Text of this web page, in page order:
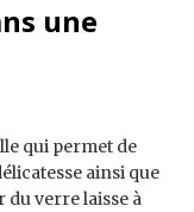
une
qui permet de
ainsi que
du verre laisse à